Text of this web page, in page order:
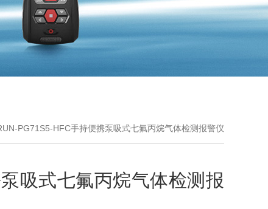
PG71S5-HFC手持便携泵吸式七氟丙烷气体检测报警仪
吸式七氟丙烷气体检测报